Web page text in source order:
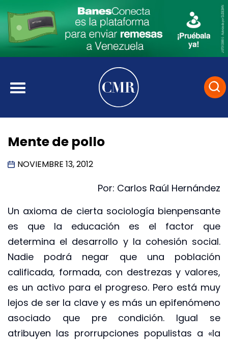
Mente de pollo
NOVIEMBRE 13, 2012
Por: Carlos Raúl Hernández
Un axioma de cierta sociología bienpensante
es que la educación es el factor que
determina el desarrollo y la cohesión social.
Nadie podrá negar que una población
calificada, formada, con destrezas y valores,
es un activo para el progreso. Pero está muy
lejos de ser la clave y es más un epifenómeno
asociado que pre condición. Igual se
atribuyen las prorrupciones populistas a «la